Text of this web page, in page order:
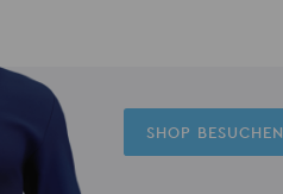
SHOP BESUCHEN